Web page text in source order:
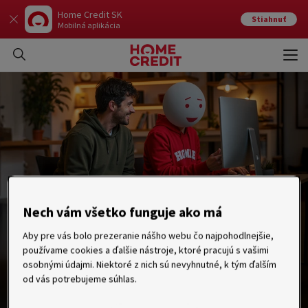
Home Credit SK
Mobilná aplikácia
Stiahnuť
Nech vám všetko funguje ako má
Aby pre vás bolo prezeranie nášho webu čo najpohodlnejšie,
používame cookies a ďalšie nástroje, ktoré pracujú s vašimi
osobnými údajmi. Niektoré z nich sú nevyhnutné, k tým ďalším
od vás potrebujeme súhlas.